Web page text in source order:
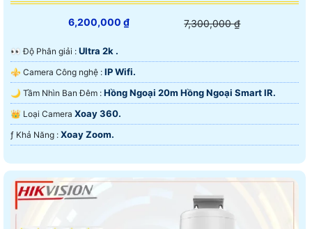
6,200,000 ₫ 7,300,000 ₫
️👀 Độ Phân giải : Ultra 2k .
⚜️ Camera Công nghệ : IP Wifi.
🌙 Tầm Nhìn Ban Đêm : Hồng Ngoại 20m Hồng Ngoại Smart IR.
👑 Loại Camera Xoay 360.
️ƒ Khả Năng : Xoay Zoom.